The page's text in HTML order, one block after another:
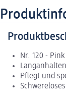
Nr. 120 -
Pflegt und